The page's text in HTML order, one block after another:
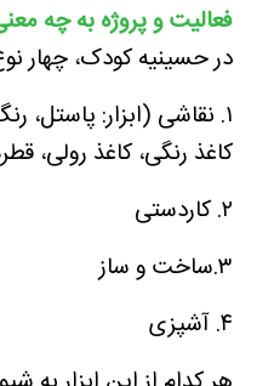
فعالیت و پروژه به چه
در حسینیه کودک، چهار
۱. نقاشی (ابزار: پاستل،
کاغذ رنگی، کاغذ رولی،
۲. کاردستی
۳.ساخت و ساز
۴. آشپزی